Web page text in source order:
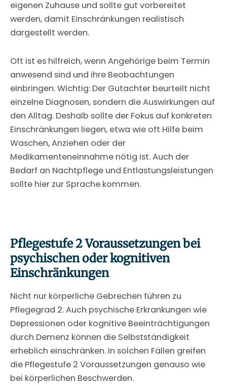
eigenen Zuhause und sollte gut vorbereitet
werden, damit Einschränkungen realistisch
dargestellt werden.
Oft ist es hilfreich, wenn Angehörige beim Termin
anwesend sind und ihre Beobachtungen
einbringen. Wichtig: Der Gutachter beurteilt nicht
einzelne Diagnosen, sondern die Auswirkungen auf
den Alltag. Deshalb sollte der Fokus auf konkreten
Einschränkungen liegen, etwa wie oft Hilfe beim
Waschen, Anziehen oder der
Medikamenteneinnahme nötig ist. Auch der
Bedarf an Nachtpflege und Entlastungsleistungen
sollte hier zur Sprache kommen.
Pflegestufe 2 Voraussetzungen bei
psychischen oder kognitiven
Einschränkungen
Nicht nur körperliche Gebrechen führen zu
Pflegegrad 2. Auch psychische Erkrankungen wie
Depressionen oder kognitive Beeinträchtigungen
durch Demenz können die Selbstständigkeit
erheblich einschränken. In solchen Fällen greifen
die Pflegestufe 2 Voraussetzungen genauso wie
bei körperlichen Beschwerden.